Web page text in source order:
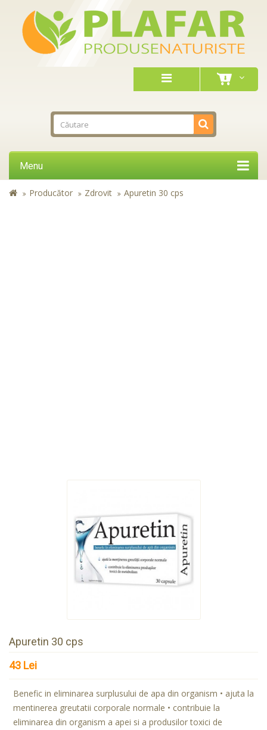
Menu
Producător Zdrovit Apuretin 30 cps
Apuretin 30 cps
43 Lei
Benefic in eliminarea surplusului de apa din organism • ajuta la
mentinerea greutatii corporale normale • contribuie la
eliminarea din organism a apei si a produsilor toxici de